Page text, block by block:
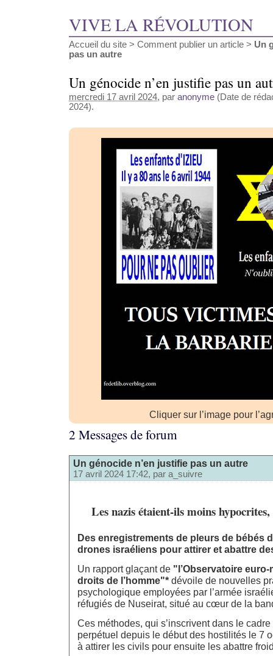
VIVE LA RÉVOLUTION
Accueil du site > Comment publier un article > Un
pas un autre
Un génocide n’en justifie pas un
mercredi 17 avril 2024, par anonyme (Date de
2024).
Cliquer sur l’image pour
2 Messages de forum
Un génocide n’en justifie pas un autre
17 avril 2024 17:42, par a_suivre
Les nazis étaient-ils moins
Des enregistrements de pleurs de bébés
drones israéliens pour attirer et abattre
Un rapport glaçant de "l’Observatoire
droits de l’homme"* dévoile de nouvelles
psychologique employées par l’armée
réfugiés de Nuseirat, situé au cœur de la
Ces méthodes, qui s’inscrivent dans le cadre
perpétuel depuis le début des hostilités le 7
à attirer les civils pour ensuite les abattre